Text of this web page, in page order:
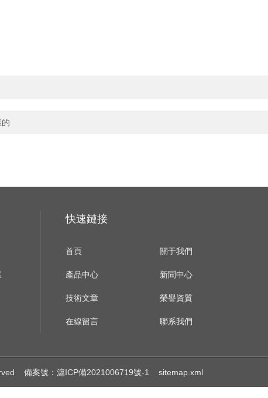
快速鏈接
首頁 關于我們
產品中心 新聞中心
技術文章 榮譽資質
在線留言 聯系我們
備案號：滬ICP備2021006719號-1 sitemap.xml